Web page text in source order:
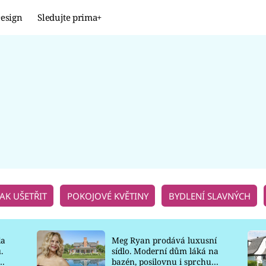
Sledujte prima+
UŠETŘIT POKOJOVÉ KVĚTINY BYDLENÍ SLAVNÝCH
Meg Ryan prodává luxusní
sídlo. Moderní dům láká na
bazén, posilovnu i sprchu